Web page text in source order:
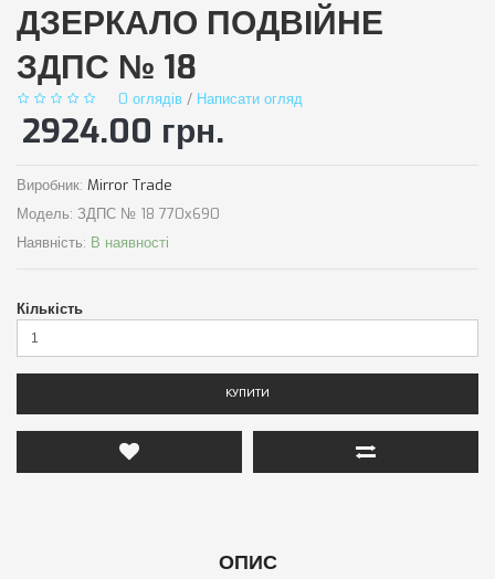
ДЗЕРКАЛО ПОДВІЙНЕ
ЗДПС № 18
0 оглядів/ Написати огляд
2924.00 грн.
Виробник: Mirror Trade
Модель: ЗДПС № 18 770х690
Наявність: В наявності
Кількість
КУПИТИ
ОПИС